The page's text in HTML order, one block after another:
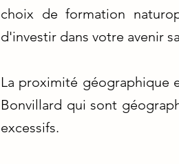
choix de formation
d'investir dans votre avenir
La proximité géographique
Bonvillard qui sont
excessifs.